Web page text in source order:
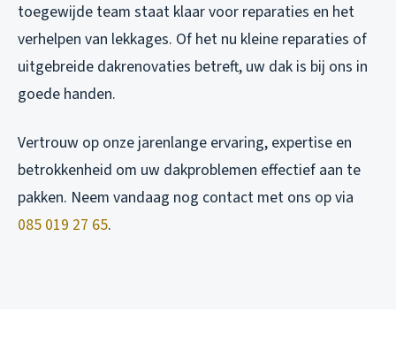
toegewijde team staat klaar voor reparaties en het
verhelpen van lekkages. Of het nu kleine reparaties of
uitgebreide dakrenovaties betreft, uw dak is bij ons in
goede handen.
Vertrouw op onze jarenlange ervaring, expertise en
betrokkenheid om uw dakproblemen effectief aan te
pakken. Neem vandaag nog contact met ons op via
085 019 27 65.